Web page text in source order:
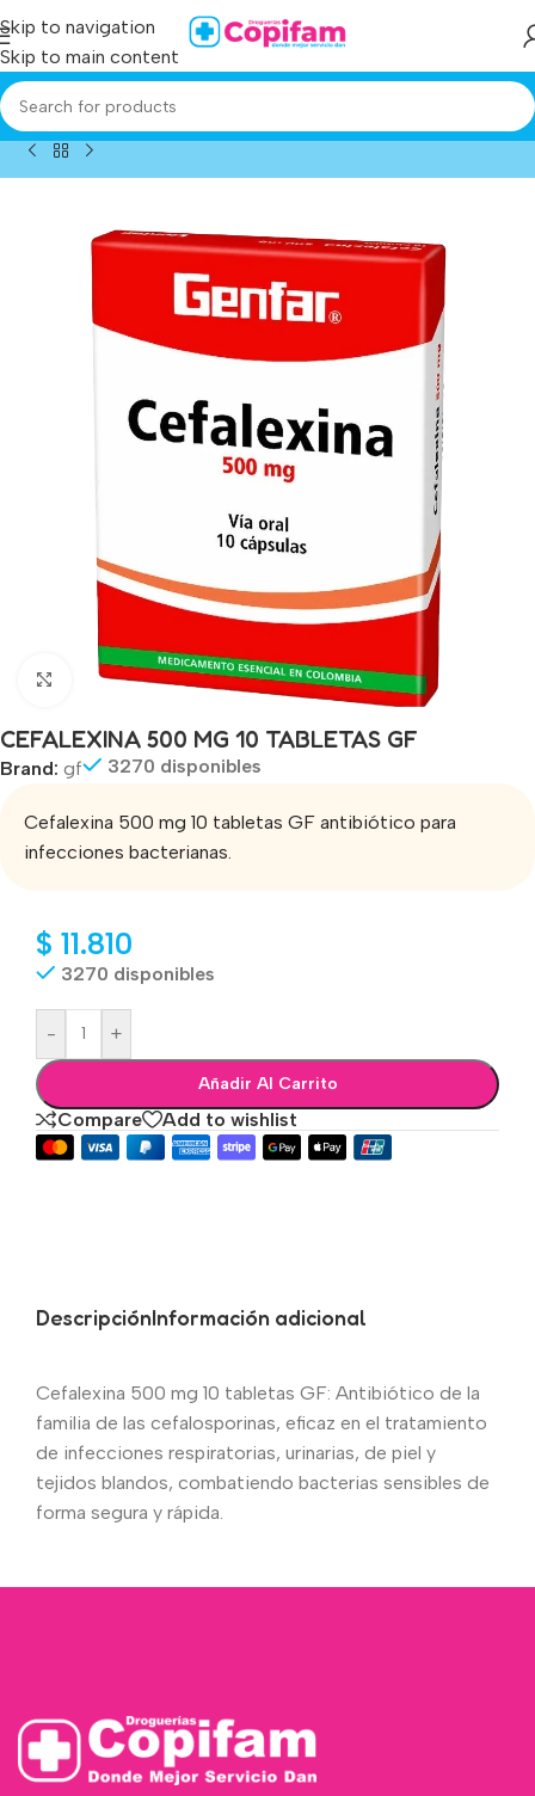
Skip to navigation
Skip to main content
Home / Producto/cefalexina 500 mg 10 tabletas gf
Click to enlarge
CEFALEXINA 500 MG 10 TABLETAS GF
Brand: gf 3270 disponibles
Cefalexina 500 mg 10 tabletas GF antibiótico para
infecciones bacterianas.
$ 11.810
3270 disponibles
- +
Añadir Al Carrito
Compare Add to wishlist
DescripciónInformación adicional
Cefalexina 500 mg 10 tabletas GF: Antibiótico de la
familia de las cefalosporinas, eficaz en el tratamiento
de infecciones respiratorias, urinarias, de piel y
tejidos blandos, combatiendo bacterias sensibles de
forma segura y rápida.